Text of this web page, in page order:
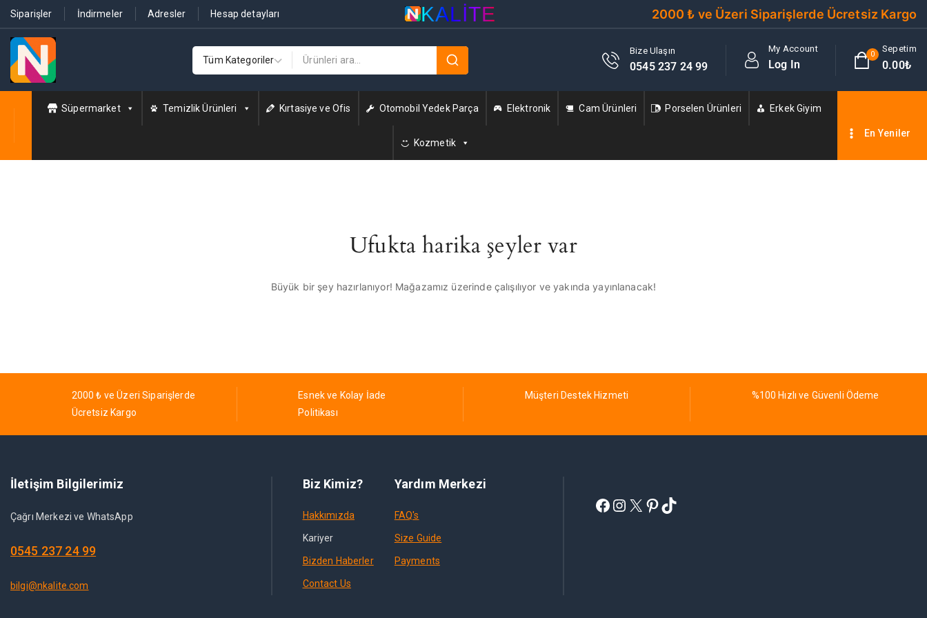
Siparişler İndirmeler Adresler Hesap detayları KALITE 2000 ₺ ve Üzeri Siparişlerde Ücretsiz Kargo
Bize Ulaşın
0545 237 24 99
My Account
Log In
0
Sepetim
0.00₺
Süpermarket Temizlik Ürünleri Kırtasiye ve Ofis Otomobil Yedek Parça Elektronik Cam Ürünleri Porselen Ürünleri Erkek Giyim
Kozmetik
En Yeniler
Ufukta harika şeyler var
Büyük bir şey hazırlanıyor! Mağazamız üzerinde çalışılıyor ve yakında yayınlanacak!
2000 ₺ ve Üzeri Siparişlerde
Ücretsiz Kargo
Esnek ve Kolay İade
Politikası
Müşteri Destek Hizmeti %100 Hızlı ve Güvenli Ödeme
İletişim Bilgilerimiz
Çağrı Merkezi ve WhatsApp
0545 237 24 99
bilgi@nkalite.com
Biz Kimiz?
Hakkımızda
Kariyer
Bizden Haberler
Contact Us
Yardım Merkezi
FAQ's
Size Guide
Payments